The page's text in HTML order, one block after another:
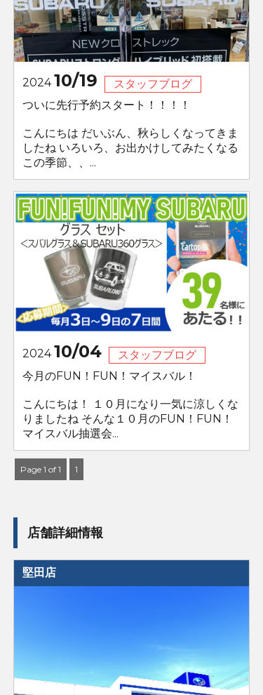
202410/19
スタッフブログ
ついに先行予約スタート！！！！
こんにちは だいぶん、秋らしくなってきま
したね いろいろ、お出かけしてみたくなる
この季節、、...
202410/04
スタッフブログ
今月のFUN！FUN！マイスバル！
こんにちは！ １０月になり一気に涼しくな
りましたね そんな１０月のFUN！FUN！
マイスバル抽選会...
Page 1 of 1 1
店舗詳細情報
堅田店